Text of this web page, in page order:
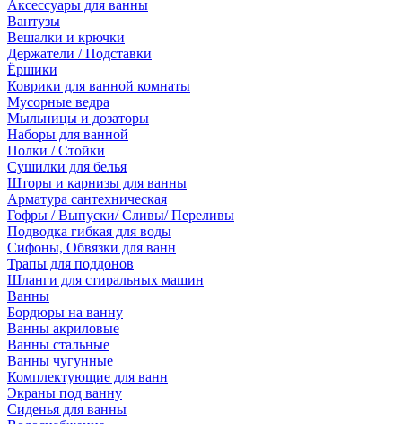
Аксессуары для ванны
Вантузы
Вешалки и крючки
Держатели / Подставки
Ёршики
Коврики для ванной комнаты
Мусорные ведра
Мыльницы и дозаторы
Наборы для ванной
Полки / Стойки
Сушилки для белья
Шторы и карнизы для ванны
Арматура сантехническая
Гофры / Выпуски/ Сливы/ Переливы
Подводка гибкая для воды
Сифоны, Обвязки для ванн
Трапы для поддонов
Шланги для стиральных машин
Ванны
Бордюры на ванну
Ванны акриловые
Ванны стальные
Ванны чугунные
Комплектующие для ванн
Экраны под ванну
Сиденья для ванны